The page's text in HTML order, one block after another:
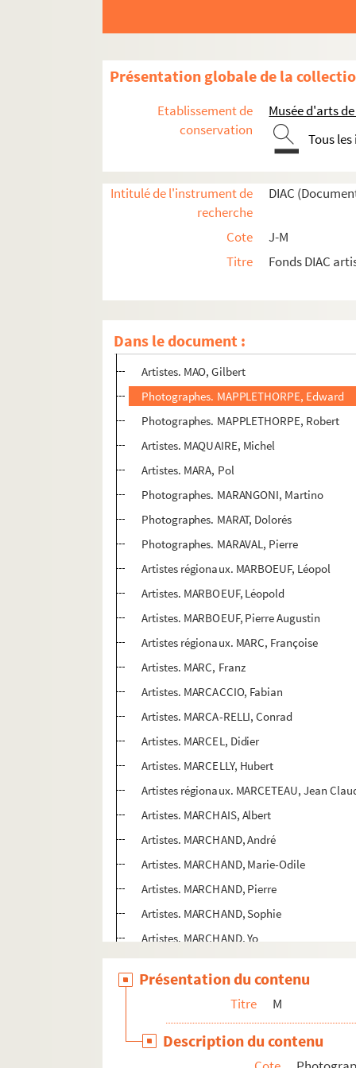
Présentation globale de la
Etablissement de
conservation
Musée d'arts
Tous
Intitulé de l'instrument de
recherche
DIAC
Cote
J-M
Titre
Fonds DIAC
Dans le document :
Artistes. MANSOUROFF, Paul
Artistes. MANTEGNAS, Andrea
Artistes. MANUEL, Antonio
Artistes. MANUELLI, Colombo
Artistes. MANZI, Riccardo
Artistes. MANZONI, Piero
Artistes. MANZU, Giacomo
Artistes. MAO, Gilbert
Photographes. MAPPLETHORPE, Edward
Photographes. MAPPLETHORPE, Robert
Artistes. MAQUAIRE, Michel
Artistes. MARA, Pol
Photographes. MARANGONI, Martino
Photographes. MARAT, Dolorés
Photographes. MARAVAL, Pierre
Artistes régionaux. MARBOEUF, Léopol
Artistes. MARBOEUF, Léopold
Artistes. MARBOEUF, Pierre Augustin
Artistes régionaux. MARC, Françoise
Artistes. MARC, Franz
Artistes. MARCACCIO, Fabian
Artistes. MARCA-RELLI, Conrad
Artistes. MARCEL, Didier
Artistes. MARCELLY, Hubert
Artistes régionaux. MARCETEAU, Jean
Artistes. MARCHAIS, Albert
Artistes. MARCHAND, André
Artistes. MARCHAND, Marie-Odile
Artistes. MARCHAND, Pierre
Artistes. MARCHAND, Sophie
Artistes. MARCHAND, Yo
Artistes. MARCHAND-ANSALONI, Marie
Artistes. MARCHAT, Claude
Artistes régionaux. MARCHE, Henri Claude
Artistes. MARCHESCHI, Jean-Paul
Artistes. MARCHESE, Giancarlo
Présentation du contenu
Titre M
Description du contenu